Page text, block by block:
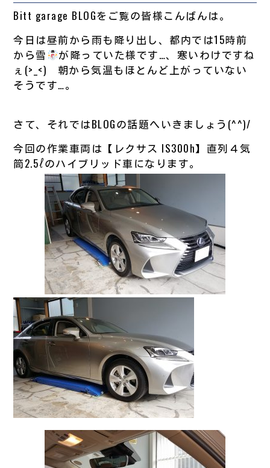
Bitt garage BLOGをご覧の皆様こんばんは。
今日は昼前から雨も降り出し、都内では15時前
から雪
が降っていた様です…、寒いわけですね
ぇ(>_<) 朝から気温もほとんど上がっていない
そうです…。
さて、それではBLOGの話題へいきましょう(^^)/
今回の作業車両は【レクサス IS300h】直列４気
筒2.5ℓのハイブリッド車になります。